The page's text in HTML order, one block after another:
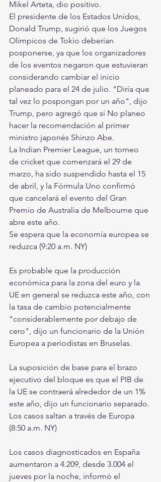
Mikel Arteta, dio positivo.
El presidente de los Estados Unidos,
Donald Trump, sugirió que los Juegos
Olímpicos de Tokio deberían
posponerse, ya que los organizadores
de los eventos negaron que estuvieran
considerando cambiar el inicio
planeado para el 24 de julio. "Diría que
tal vez lo pospongan por un año", dijo
Trump, pero agregó que sí No planeo
hacer la recomendación al primer
ministro japonés Shinzo Abe.
La Indian Premier League, un torneo
de cricket que comenzará el 29 de
marzo, ha sido suspendido hasta el 15
de abril, y la Fórmula Uno confirmó
que cancelará el evento del Gran
Premio de Australia de Melbourne que
abre este año.
Se espera que la economía europea se
reduzca (9:20 a.m. NY)
Es probable que la producción
económica para la zona del euro y la
UE en general se reduzca este año, con
la tasa de cambio potencialmente
"considerablemente por debajo de
cero", dijo un funcionario de la Unión
Europea a periodistas en Bruselas.
La suposición de base para el brazo
ejecutivo del bloque es que el PIB de
la UE se contraerá alrededor de un 1%
este año, dijo un funcionario separado.
Los casos saltan a través de Europa
(8:50 a.m. NY)
Los casos diagnosticados en España
aumentaron a 4.209, desde 3.004 el
jueves por la noche, informó el